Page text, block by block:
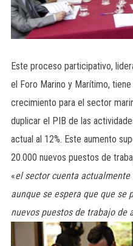
Este proceso participativo,
el Foro Marino y Marítimo,
crecimiento para el sector
duplicar el PIB de las
actual al 12%. Este aumento
20.000 nuevos puestos de
«el sector cuenta
aunque se espera que que se
nuevos puestos de trabajo de